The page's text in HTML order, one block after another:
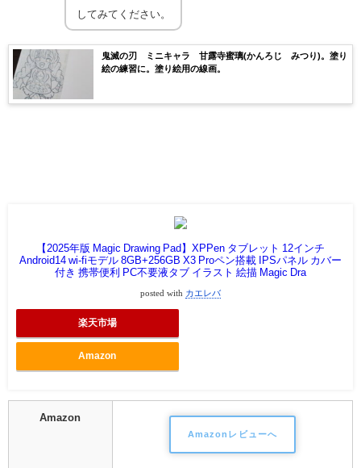
してみてください。
鬼滅の刃 ミニキャラ 甘露寺蜜璃(かんろじ みつり)。塗り
絵の練習に。塗り絵用の線画。
【2025年版 Magic Drawing Pad】XPPen タブレット 12インチ
Android14 wi-fiモデル 8GB+256GB X3 Proペン搭載 IPSパネル カバー
付き 携帯便利 PC不要液タブ イラスト 絵描 Magic Dra
posted with カエレバ
楽天市場
Amazon
Amazon
Amazonレビューへ